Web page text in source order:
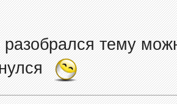
тему